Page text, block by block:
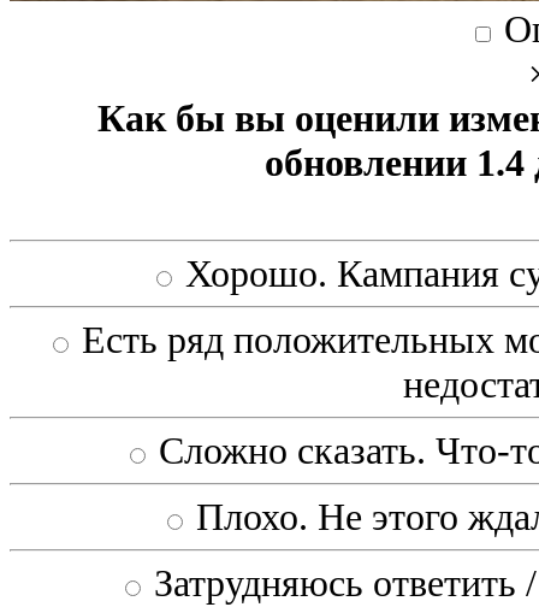
Как бы вы оценили
обновлении
Хорошо. Кампания
Есть ряд положительных
Сложно сказать. Что-
Плохо. Не этого
Затрудняюсь